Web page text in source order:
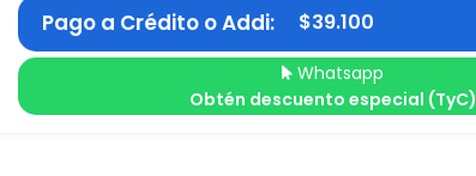
Pago a Crédito o Addi: $39.100
Whatsapp
Obtén descuento especial (TyC)